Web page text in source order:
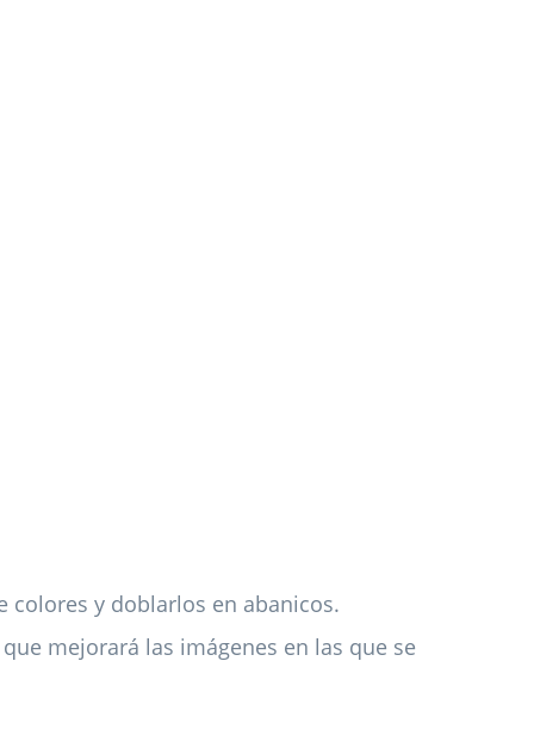
colores y doblarlos en abanicos.
mejorará las imágenes en las que se